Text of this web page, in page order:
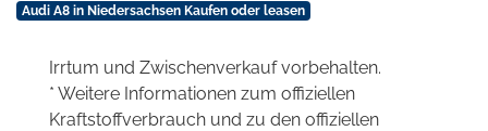
Audi A8 in Niedersachsen Kaufen oder leasen
Irrtum und Zwischenverkauf vorbehalten.
* Weitere Informationen zum offiziellen
Kraftstoffverbrauch und zu den offiziellen